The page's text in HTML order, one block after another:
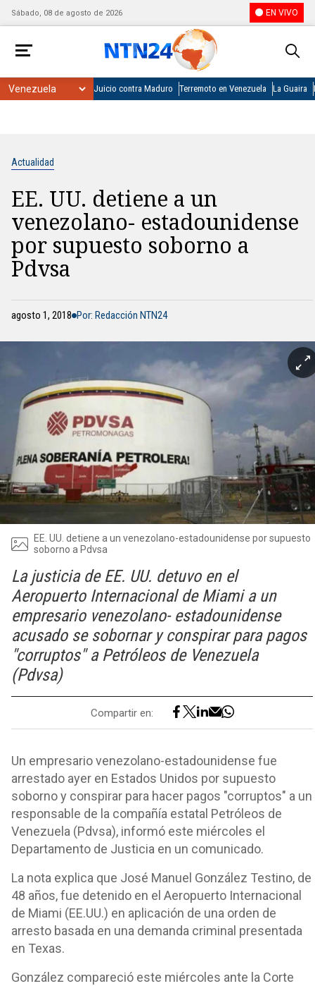
Sábado, 08 de agosto de 2026 EN VIVO
Juicio contra Maduro Terremoto en Venezuela La Guaira
Actualidad
EE. UU. detiene a un
venezolano- estadounidense
por supuesto soborno a
Pdvsa
agosto 1, 2018 Por: Redacción NTN24
EE. UU. detiene a un venezolano-estadounidense por supuesto
soborno a Pdvsa
La justicia de EE. UU. detuvo en el
Aeropuerto Internacional de Miami a un
empresario venezolano- estadounidense
acusado se sobornar y conspirar para pagos
"corruptos" a Petróleos de Venezuela
(Pdvsa)
Compartir en:
Un empresario venezolano-estadounidense fue
arrestado ayer en Estados Unidos por supuesto
soborno y conspirar para hacer pagos "corruptos" a un
responsable de la compañía estatal Petróleos de
Venezuela (Pdvsa), informó este miércoles el
Departamento de Justicia en un comunicado.
La nota explica que José Manuel González Testino, de
48 años, fue detenido en el Aeropuerto Internacional
de Miami (EE.UU.) en aplicación de una orden de
arresto basada en una demanda criminal presentada
en Texas.
González compareció este miércoles ante la Corte